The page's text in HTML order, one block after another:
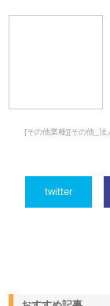
[その他業種][その他_法
twitter